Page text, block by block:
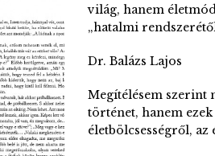
világ, hanem
„hatalmi
Dr. Balázs Lajos
Megítélésem szerint
történet, hanem
életbölcsességről, az